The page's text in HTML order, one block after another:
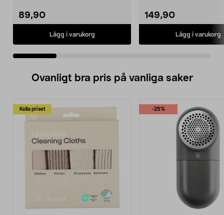
89,90
Lägg i varukorg
149,90
Lägg i varukorg
Ovanligt bra pris på vanliga saker
Kolla priset -25%